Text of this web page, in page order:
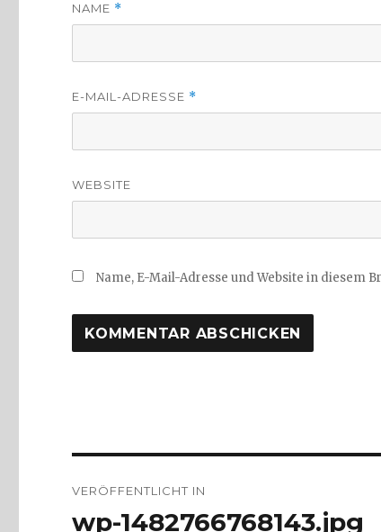
NAME *
E-MAIL-ADRESSE *
WEBSITE
Name, E-Mail-Adresse und Website in diesem
VERÖFFENTLICHT IN
wp-1482766768143.jpg